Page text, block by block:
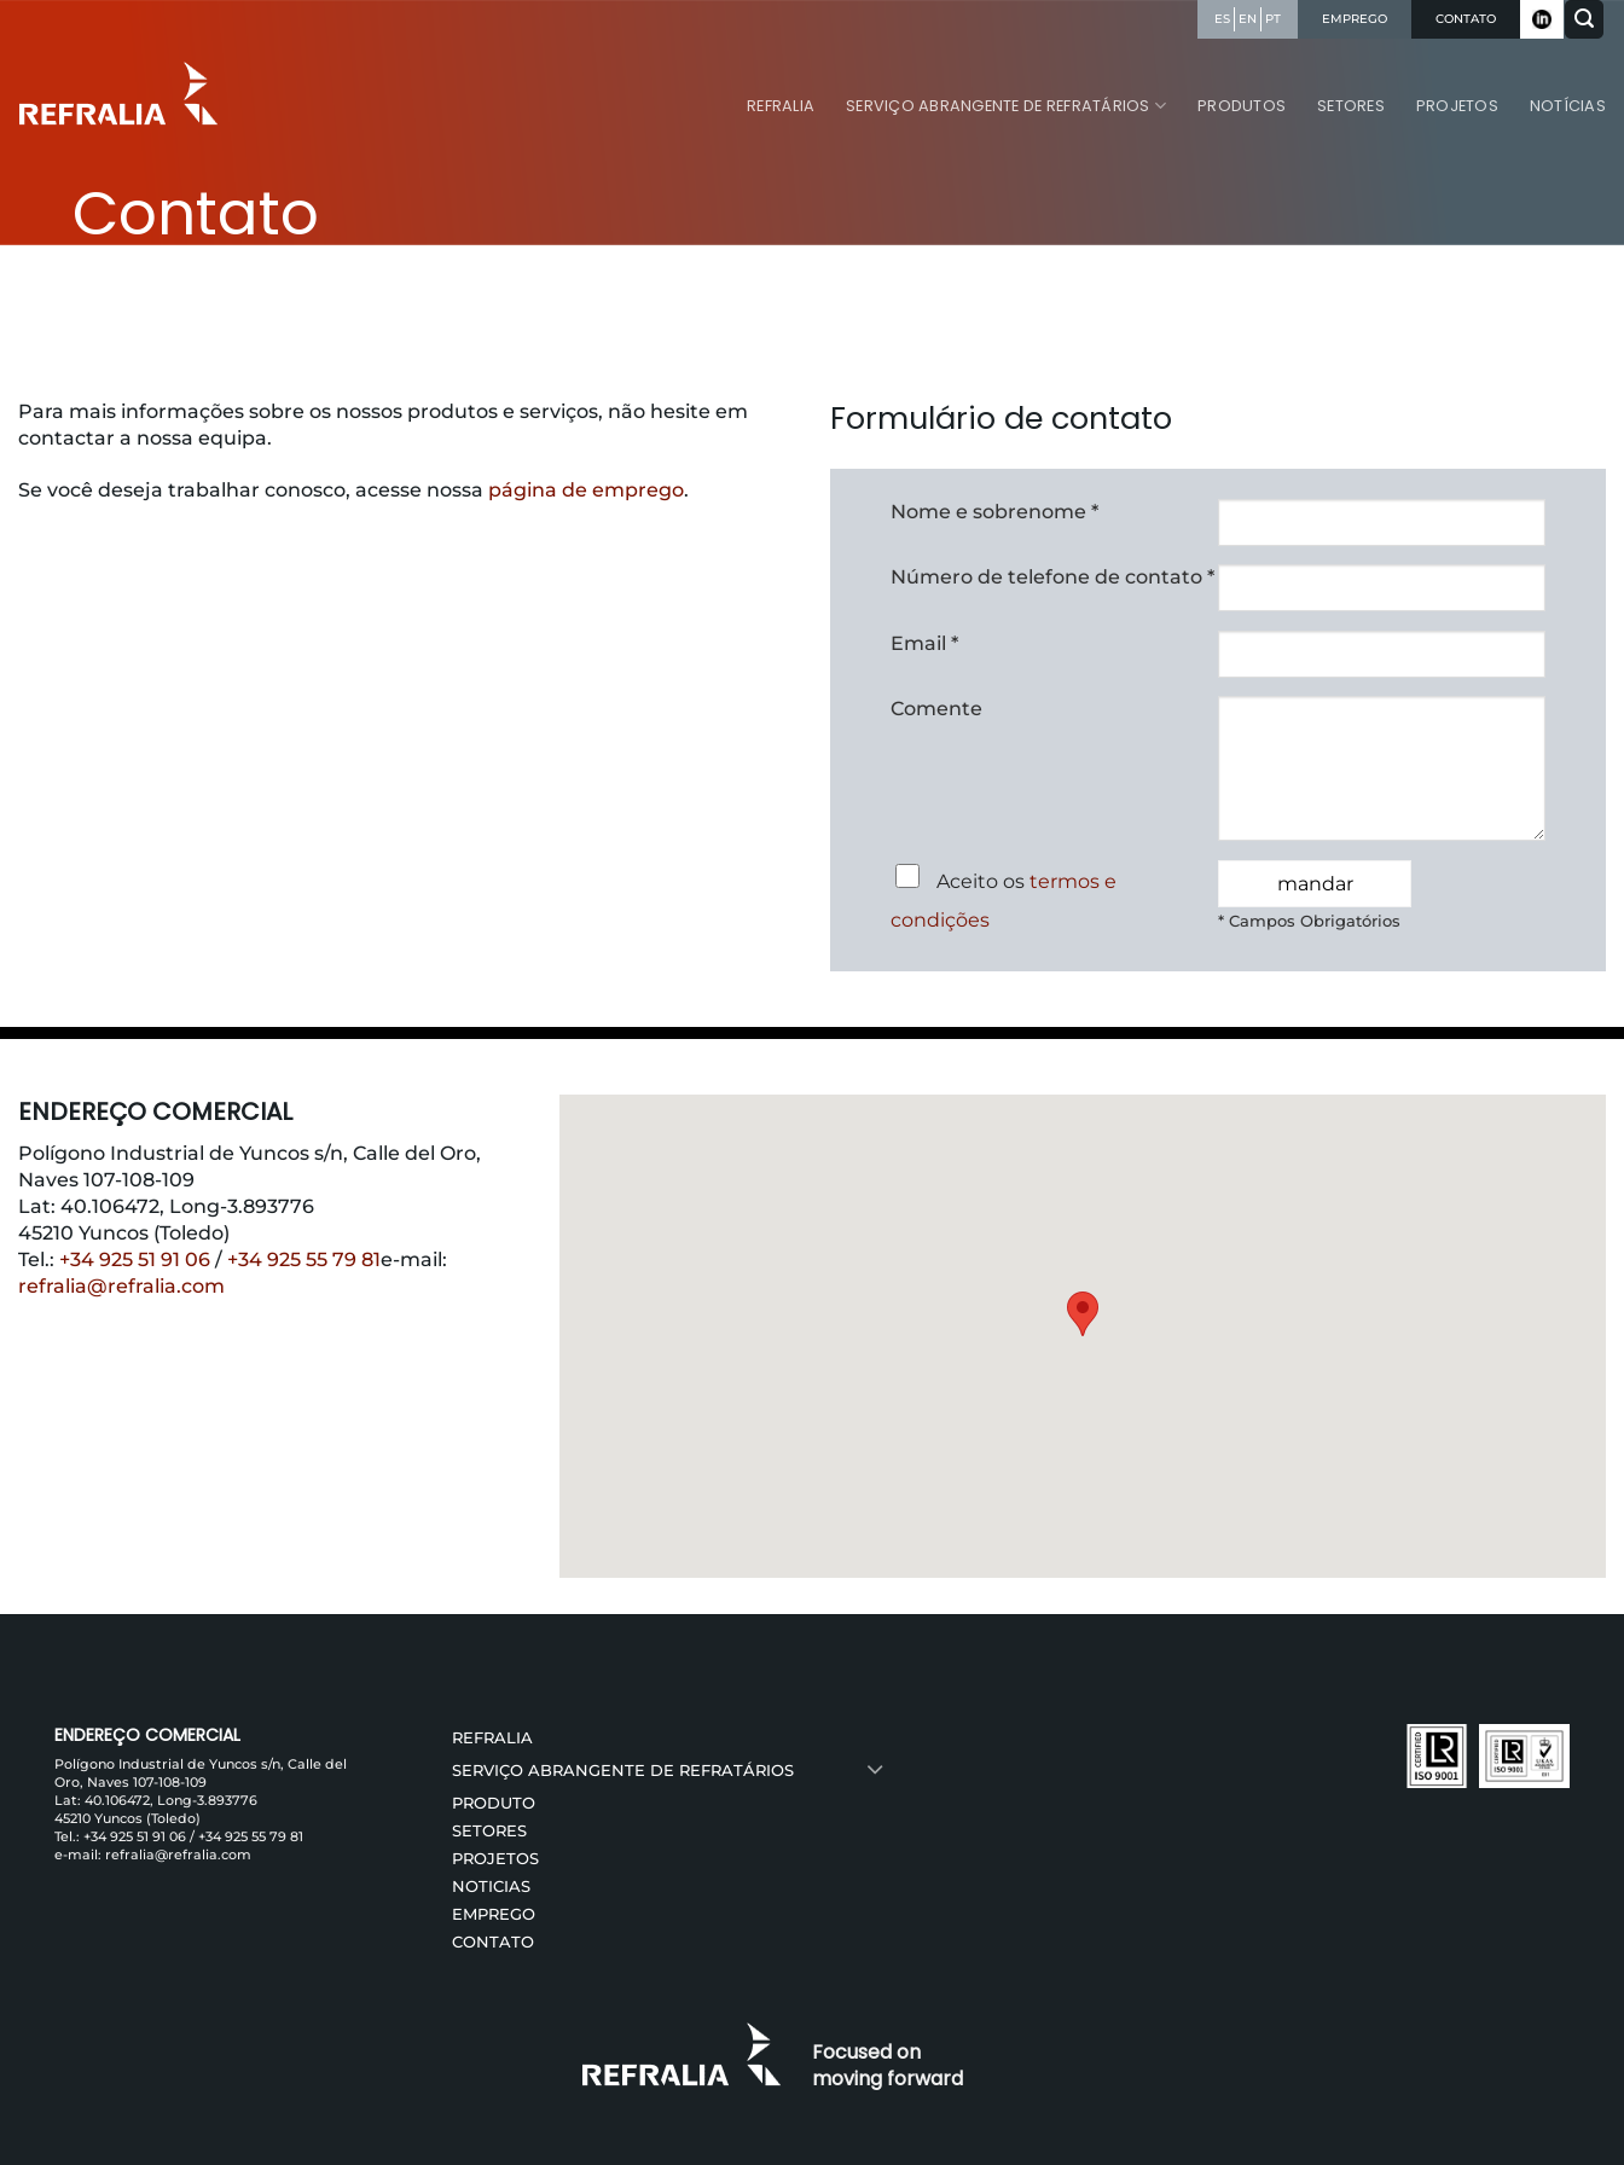
ES EN PT EMPREGO CONTATO
REFRALIA SERVIÇO ABRANGENTE DE REFRATÁRIOS PRODUTOS SETORES PROJETOS NOTÍCIAS
Contato
Para mais informações sobre os nossos produtos e serviços, não hesite em
contactar a nossa equipa.
Se você deseja trabalhar conosco, acesse nossa página de emprego.
Formulário de contato
Nome e sobrenome *
Número de telefone de contato *
Email *
Comente
Aceito os termos e
condições
* Campos Obrigatórios
ENDEREÇO ​​COMERCIAL
Polígono Industrial de Yuncos s/n, Calle del Oro,
Naves 107-108-109
Lat: 40.106472, Long-3.893776
45210 Yuncos (Toledo)
Tel.: +34 925 51 91 06 / +34 925 55 79 81e-mail:
refralia@refralia.com
ENDEREÇO ​​COMERCIAL
Polígono Industrial de Yuncos s/n, Calle del
Oro, Naves 107-108-109
Lat: 40.106472, Long-3.893776
45210 Yuncos (Toledo)
Tel.: +34 925 51 91 06 / +34 925 55 79 81
e-mail: refralia@refralia.com
REFRALIA
SERVIÇO ABRANGENTE DE REFRATÁRIOS
PRODUTO
SETORES
PROJETOS
NOTICIAS
EMPREGO
CONTATO
Focused on
moving forward